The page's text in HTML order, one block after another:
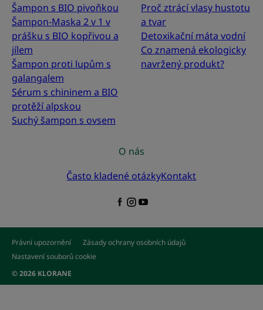
Šampon s BIO pivoňkou
Šampon-Maska 2 v 1 v
prášku s BIO kopřivou a
jílem
Šampon proti lupům s
galangalem
Sérum s chininem a BIO
protěží alpskou
Suchý šampon s ovsem
Proč ztrácí vlasy hustotu
a tvar
Detoxikační máta vodní
Co znamená ekologicky
navržený produkt?
O nás
Často kladené otázkyKontakt
Právní upozornění
Zásady ochrany osobních údajů
Nastavení souborů cookie
© 2026 KLORANE